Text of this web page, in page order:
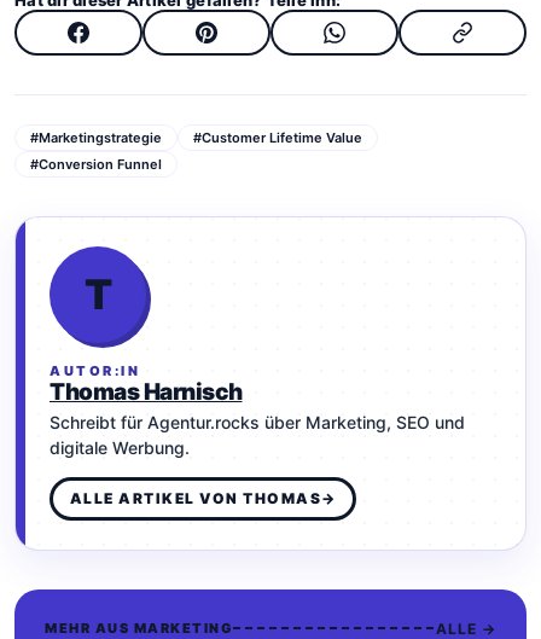
#Marketingstrategie
#Customer Lifetime Value
#Conversion Funnel
T
AUTOR:IN
Thomas Harnisch
Schreibt für Agentur.rocks über Marketing, SEO und
digitale Werbung.
ALLE ARTIKEL VON THOMAS→
MEHR AUS MARKETING ALLE →